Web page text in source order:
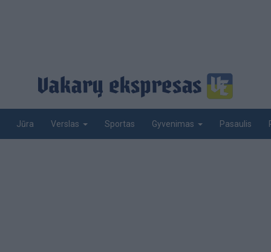
Jūra Verslas Sportas Gyvenimas Pasaulis